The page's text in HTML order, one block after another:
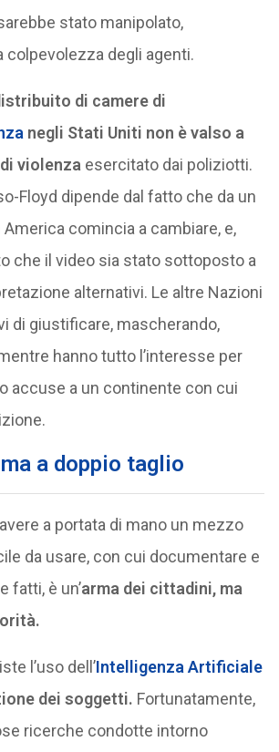
stato manipolato,
colpevolezza degli agenti.
di camere di
negli Stati Uniti non è valso a
violenza esercitato dai poliziotti.
Floyd dipende dal fatto che da un
America comincia a cambiare, e,
che il video sia stato sottoposto a
alternativi. Le altre Nazioni
di giustificare, mascherando,
hanno tutto l’interesse per
accuse a un continente con cui
a doppio taglio
a portata di mano un mezzo
da usare, con cui documentare e
fatti, è un’arma dei cittadini, ma
l’uso dell’Intelligenza Artificiale
dei soggetti. Fortunatamente,
ricerche condotte intorno